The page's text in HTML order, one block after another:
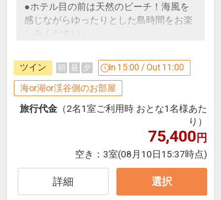
●ホテル目の前は天然のビーチ！海風を
感じながらゆったりとした島時間をお楽
しみください♪
ここがポイント！
●ビーチ
かで遠浅の白浜。
国内有数水質の「天然ビーチ」には、波
●ガーデンプール ※季節営業
ご宿泊のお客様専用のガーデンプール。
お子様用プールも隣接。
ツイン 朝 昼 夕 In 15:00 / Out 11:00
海or湖or渓谷側のお部屋
旅行代金 （2名1室ご利用時 おとな1名様あた
り）
75,400円
空き： 3室(08月10日15:37時点)
詳細 選択